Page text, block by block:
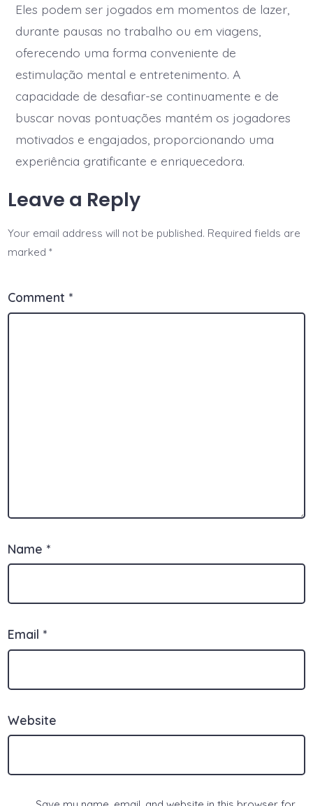
Eles podem ser jogados em momentos de lazer,
durante pausas no trabalho ou em viagens,
oferecendo uma forma conveniente de
estimulação mental e entretenimento. A
capacidade de desafiar-se continuamente e de
buscar novas pontuações mantém os jogadores
motivados e engajados, proporcionando uma
experiência gratificante e enriquecedora.
Leave a Reply
Your email address will not be published. Required fields are
marked*
Comment *
Name *
Email *
Website